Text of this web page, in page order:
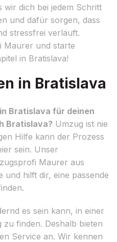
wir dich bei jedem Schritt
und dafür sorgen, dass
stressfrei verläuft.
Maurer und starte
in Bratislava!
in Bratislava
Bratislava für deinen
Bratislava? Umzug ist nie
Hilfe kann der Prozess
sein. Unser
Maurer aus
und hilft dir, eine passende
es sein kann, in einer
zu finden. Deshalb bieten
Service an. Wir kennen